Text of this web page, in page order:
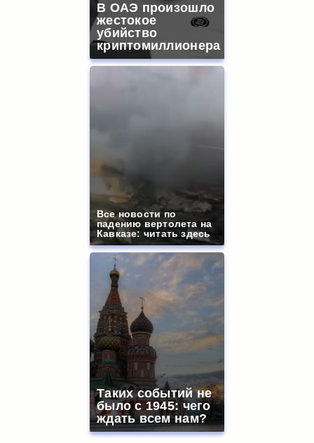
В ОАЭ произошло
жестокое
убийство
криптомиллионера
Все новости по
падению вертолета на
Кавказе: читать здесь
Таких событий не
было с 1945: чего
ждать всем нам?